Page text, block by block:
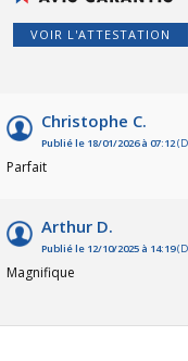
VOIR L'ATTESTATION
Christophe C.
Publié le 18/01/2026 à 07:12
Parfait
Arthur D.
Publié le 12/10/2025 à 14:19
Magnifique